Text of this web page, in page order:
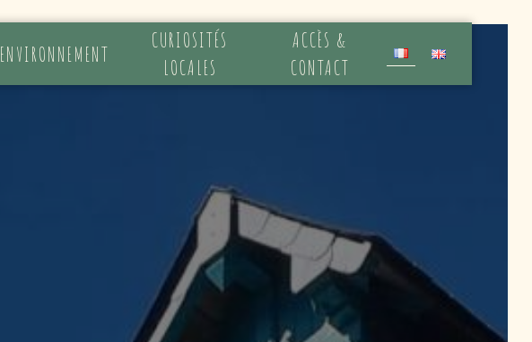
ENVIRONNEMENT
CURIOSITÉS
LOCALES
ACCÈS &
CONTACT